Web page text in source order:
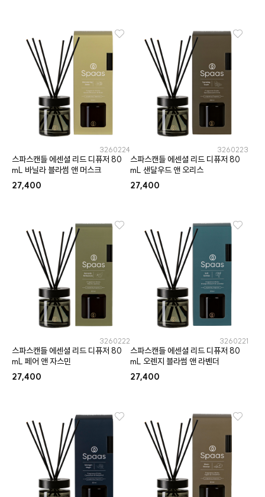
3260224
스파스캔들 에센셜 리드 디퓨저 80
mL 바닐라 블라썸 앤 머스크
27,400
3260223
스파스캔들 에센셜 리드 디퓨저 80
mL 샌달우드 앤 오리스
27,400
3260222
스파스캔들 에센셜 리드 디퓨저 80
mL 페어 앤 자스민
27,400
3260221
스파스캔들 에센셜 리드 디퓨저 80
mL 오렌지 블라썸 앤 라벤더
27,400